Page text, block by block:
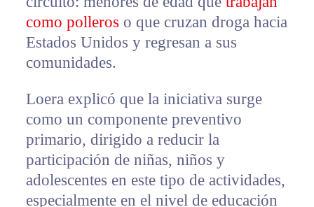
como polleros o que cruzan droga hacia
Estados Unidos y regresan a sus
comunidades.
Loera explicó que la iniciativa surge
como un componente preventivo
primario, dirigido a reducir la
participación de niñas, niños y
adolescentes en este tipo de actividades,
especialmente en el nivel de educación